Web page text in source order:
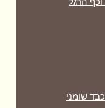
שומני